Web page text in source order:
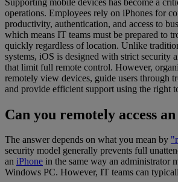
operations. Employees rely on iPhones for
productivity, authentication, and access to
which means IT teams must be prepared to
quickly regardless of location. Unlike
systems, iOS is designed with strict security
that limit full remote control. However,
remotely view devices, guide users through
and provide efficient support using the right
Can you remotely access
The answer depends on what you mean by
security model generally prevents full
an iPhone in the same way an administrator
Windows PC. However, IT teams can